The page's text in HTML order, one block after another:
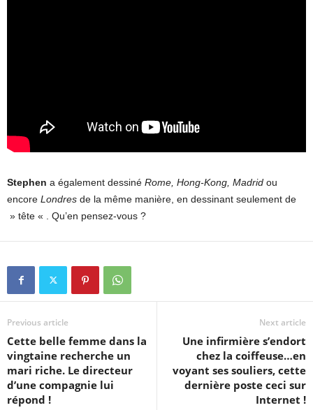
Stephen a également dessiné Rome, Hong-Kong, Madrid ou
encore Londres de la même manière, en dessinant seulement de
» tête « . Qu’en pensez-vous ?
Previous article
Cette belle femme dans la
vingtaine recherche un
mari riche. Le directeur
d’une compagnie lui
répond !
Next article
Une infirmière s’endort
chez la coiffeuse…en
voyant ses souliers, cette
dernière poste ceci sur
Internet !